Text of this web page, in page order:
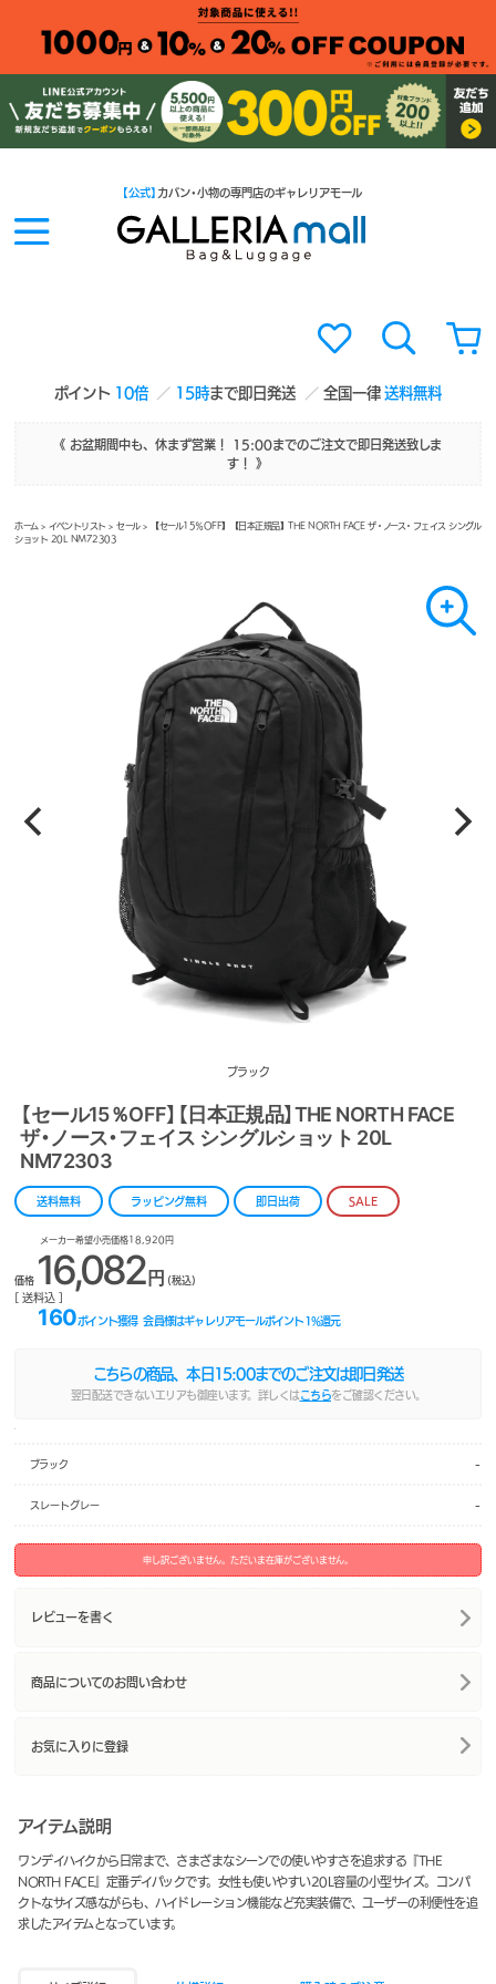
ポイント 10倍 15時まで即日発送 全国一律送料無料
【公式】 カバン・小物の専門店のギャレリアモール
《 お盆期間中も、休まず営業！ 15:00までのご注文で即日発送致しま
す！ 》
ホーム >イベントリスト >セール> 【セール15％OFF】【日本正規品】THE NORTH FACE ザ・ノース・フェイス シングル
ショット 20L NM72303
ブラック
【セール15％OFF】【日本正規品】THE NORTH FACE
ザ・ノース・フェイス シングルショット 20L
NM72303
送料無料 ラッピング無料 即日出荷 SALE
メーカー希望小売価格18,920円
価格 16,082円 (税込)
[ 送料込 ]
160ポイント獲得 会員様はギャレリアモールポイント 1 %還元
こちらの商品、本日 15:00までのご注文は即日発送
翌日配送できないエリアも御座います。詳しくは こちらをご確認ください。
ブラック -
スレートグレー -
申し訳ございません。ただいま在庫がございません。
レビューを書く
商品についてのお問い合わせ
お気に入りに登録
アイテム説明
ワンデイハイクから日常まで、さまざまなシーンでの使いやすさを追求する『THE
NORTH FACE』定番デイパックです。女性も使いやすい20L容量の小型サイズ。コンパ
クトなサイズ感ながらも、ハイドレーション機能など充実装備で、ユーザーの利便性を追
求したアイテムとなっています。